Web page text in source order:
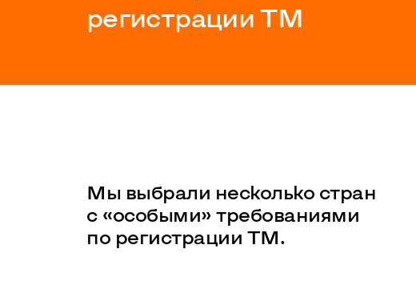
регистрации ТМ
Мы выбрали несколько стран
с «особыми» требованиями
по регистрации ТМ.